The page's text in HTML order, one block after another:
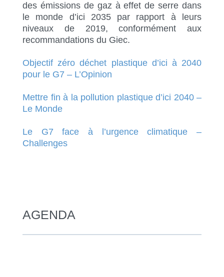
des émissions de gaz à effet de serre dans
le monde d’ici 2035 par rapport à leurs
niveaux de 2019, conformément aux
recommandations du Giec.
Objectif zéro déchet plastique d’ici à 2040
pour le G7 – L’Opinion
Mettre fin à la pollution plastique d’ici 2040 –
Le Monde
Le G7 face à l’urgence climatique –
Challenges
AGENDA